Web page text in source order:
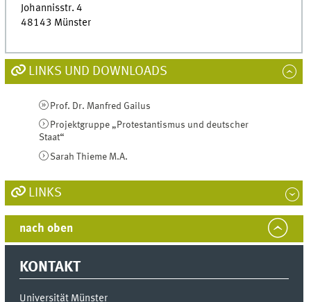
Johannisstr. 4
48143 Münster
LINKS UND DOWNLOADS
Prof. Dr. Manfred Gailus
Projektgruppe „Protestantismus und deutscher
Staat“
Sarah Thieme M.A.
LINKS
nach oben
KONTAKT
Universität Münster